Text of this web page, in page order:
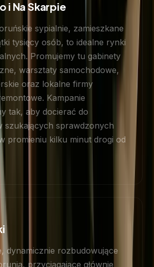
i Na Skarpie
sypialnie, zamieszkane
tysięcy osób, to idealne rynki
Promujemy tu gabinety
warsztaty samochodowe,
oraz lokalne firmy
Kampanie
tak, aby docierać do
szukających sprawdzonych
promieniu kilku minut drogi od
dynamicznie rozbudowujące
przyciągające głównie